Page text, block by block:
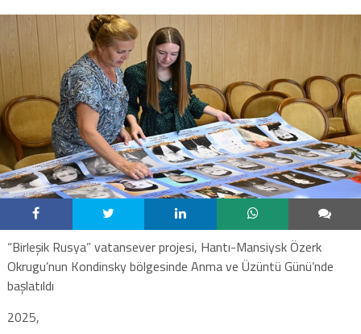
“Birleşik Rusya” vatansever projesi, Hantı-Mansiysk Özerk
Okrugu’nun Kondinsky bölgesinde Anma ve Üzüntü Günü’nde
başlatıldı
2025,